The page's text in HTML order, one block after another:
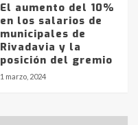
El aumento del 10%
en los salarios de
municipales de
Rivadavia y la
posición del gremio
1 marzo, 2024